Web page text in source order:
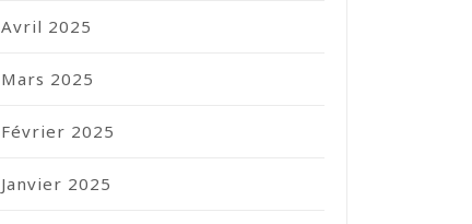
Avril 2025
Mars 2025
Février 2025
Janvier 2025